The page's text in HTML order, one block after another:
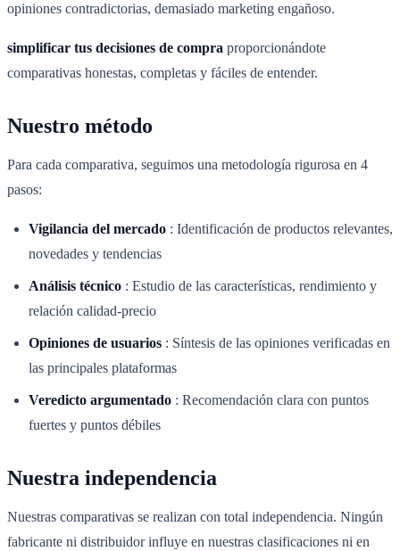
opiniones contradictorias, demasiado marketing engañoso.
simplificar tus decisiones de compra proporcionándote
comparativas honestas, completas y fáciles de entender.
Nuestro método
Para cada comparativa, seguimos una metodología rigurosa en 4
pasos:
Vigilancia del mercado : Identificación de productos relevantes,
novedades y tendencias
Análisis técnico : Estudio de las características, rendimiento y
relación calidad-precio
Opiniones de usuarios : Síntesis de las opiniones verificadas en
las principales plataformas
Veredicto argumentado : Recomendación clara con puntos
fuertes y puntos débiles
Nuestra independencia
Nuestras comparativas se realizan con total independencia. Ningún
fabricante ni distribuidor influye en nuestras clasificaciones ni en